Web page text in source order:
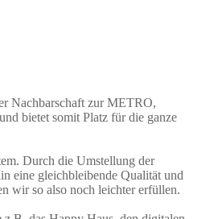
Nachbarschaft zur METRO,
bietet somit Platz für die ganze
Durch die Umstellung der
eine gleichbleibende Qualität und
wir so also noch leichter erfüllen.